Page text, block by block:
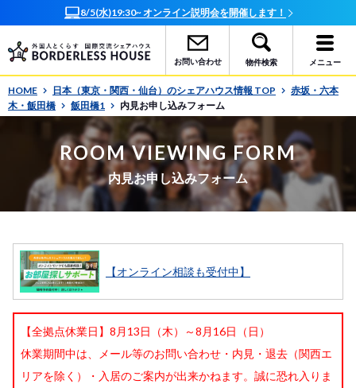
8/5(水)19:30~ オンライン説明会を開催します！
お問い合わせ 物件検索 メニュー
HOME 日本（東京・関西・仙台）のシェアハウス情報 TOP
赤坂・六本
木・飯田橋
飯田橋1 内見お申し込みフォーム
ROOM VIEWING FORM
内見お申し込みフォーム
【オンライン相談も受付中】
【全拠点休業日】8月13日（木）～8月16日（日）
休業期間中は、メール等のお問い合わせ・内見・退去（関西エ
リアを除く）・入居のご案内が出来かねます。誠に恐れ入りま